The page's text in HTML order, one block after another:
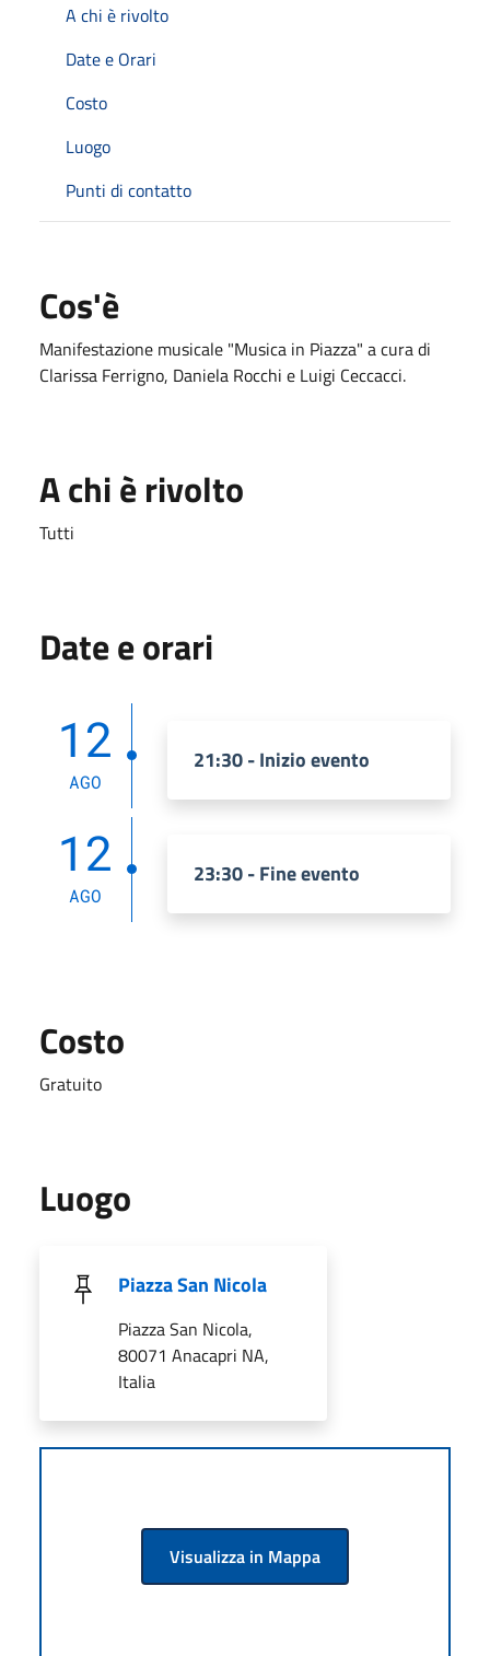
A chi è rivolto
Date e Orari
Costo
Luogo
Punti di contatto
Cos'è
Manifestazione musicale "Musica in Piazza" a cura di
Clarissa Ferrigno, Daniela Rocchi e Luigi Ceccacci.
A chi è rivolto
Tutti
Date e orari
12
AGO
21:30 - Inizio evento
12
AGO
23:30 - Fine evento
Costo
Gratuito
Luogo
Piazza San Nicola
Piazza San Nicola,
80071 Anacapri NA,
Italia
Visualizza in Mappa